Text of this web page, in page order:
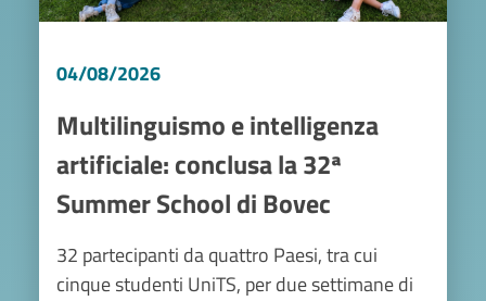
04/08/2026
Multilinguismo e intelligenza
artificiale: conclusa la 32ª
Summer School di Bovec
32 partecipanti da quattro Paesi, tra cui
cinque studenti UniTS, per due settimane di